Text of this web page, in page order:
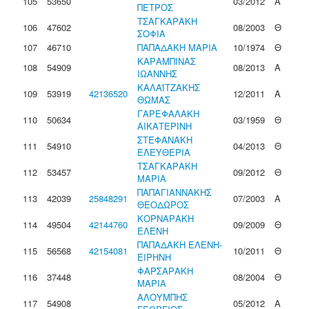
ΠΕΤΡΟΣ
106
47602
ΤΣΑΓΚΑΡΑΚΗ
ΣΟΦΙΑ
08/2003
Θ
107
46710 ΠΑΠΑΔΑΚΗ ΜΑΡΙΑ 10/1974
Θ
108
54909
ΚΑΡΑΜΠΙΝΑΣ
ΙΩΑΝΝΗΣ
08/2013
Α
109
53919 42136520
ΚΑΛΑΪΤΖΑΚΗΣ
ΘΩΜΑΣ
12/2011
Α
110
50634
ΓΑΡΕΦΑΛΑΚΗ
ΑΙΚΑΤΕΡΙΝΗ
03/1959
Θ
111
54910
ΣΤΕΦΑΝΑΚΗ
ΕΛΕΥΘΕΡΙΑ
04/2013
Θ
112
53457
ΤΣΑΓΚΑΡΑΚΗ
ΜΑΡΙΑ
09/2012
Θ
113
42039 25848291
ΠΑΠΑΓΙΑΝΝΑΚΗΣ
ΘΕΟΔΩΡΟΣ
07/2003
Α
114
49504 42144760
ΚΟΡΝΑΡΑΚΗ
ΕΛΕΝΗ
09/2009
Θ
115
56568 42154081
ΠΑΠΑΔΑΚΗ ΕΛΕΝΗ-
ΕΙΡΗΝΗ
10/2011
Θ
116
37448
ΦΑΡΣΑΡΑΚΗ
ΜΑΡΙΑ
08/2004
Θ
117
54908
ΑΛΟΥΜΠΗΣ
05/2012
Α